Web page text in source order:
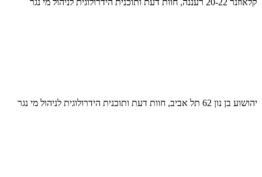
יהושוע בן נון 62 תל אביב, חוות דעת ותוכנית הידרולוגית לניהול מי נגר